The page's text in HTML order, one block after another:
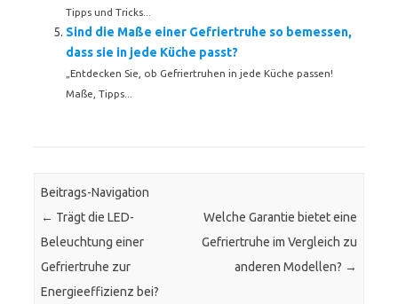
Tipps und Tricks...
Sind die Maße einer Gefriertruhe so bemessen,
dass sie in jede Küche passt?
„Entdecken Sie, ob Gefriertruhen in jede Küche passen!
Maße, Tipps...
Beitrags-Navigation
← Trägt die LED-
Beleuchtung einer
Gefriertruhe zur
Energieeffizienz bei?
Welche Garantie bietet eine
Gefriertruhe im Vergleich zu
anderen Modellen? →